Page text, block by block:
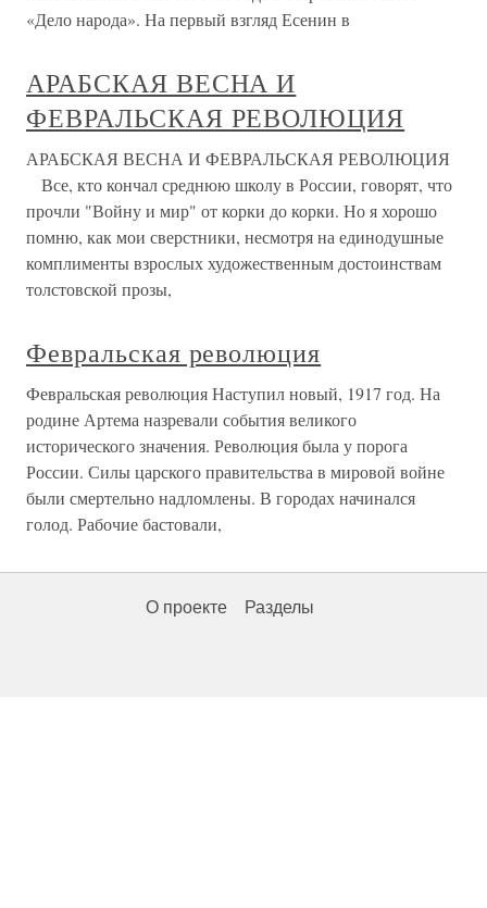
«Дело народа». На первый взгляд Есенин в
АРАБСКАЯ ВЕСНА И
ФЕВРАЛЬСКАЯ РЕВОЛЮЦИЯ
АРАБСКАЯ ВЕСНА И ФЕВРАЛЬСКАЯ РЕВОЛЮЦИЯ
Все, кто кончал среднюю школу в России, говорят, что
прочли "Войну и мир" от корки до корки. Но я хорошо
помню, как мои сверстники, несмотря на единодушные
комплименты взрослых художественным достоинствам
толстовской прозы,
Февральская революция
Февральская революция Наступил новый, 1917 год. На
родине Артема назревали события великого
исторического значения. Революция была у порога
России. Силы царского правительства в мировой войне
были смертельно надломлены. В городах начинался
голод. Рабочие бастовали,
О проекте Разделы